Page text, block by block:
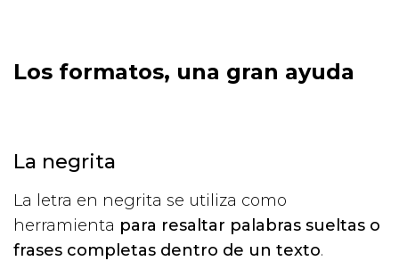
Los formatos, una gran ayuda
La negrita
La letra en negrita se utiliza como
herramienta para resaltar palabras sueltas o
frases completas dentro de un texto.